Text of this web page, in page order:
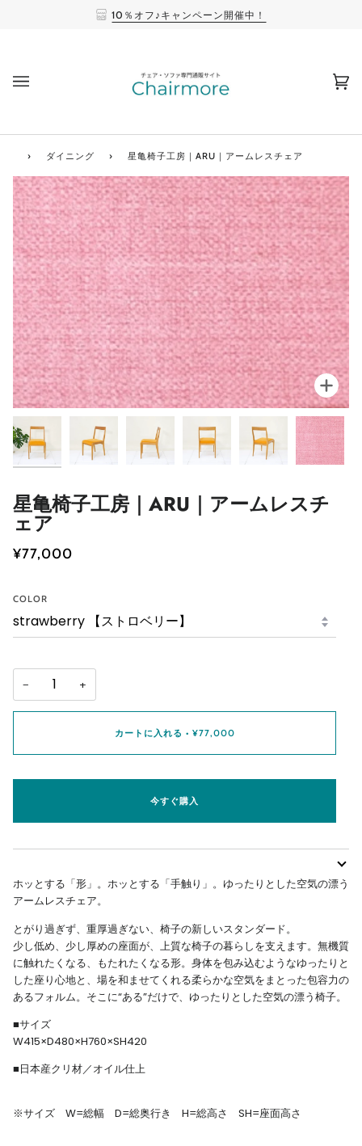
10％オフ♪キャンペーン開催中！
› ダイニング › 星亀椅子工房｜ARU｜アームレスチェア
星亀椅子工房｜ARU｜アームレスチ
ェア
¥77,000
COLOR
− +
カートに入れる • ¥77,000
今すぐ購入
ホッとする「形」。ホッとする「手触り」。ゆったりとした空気の漂う
アームレスチェア。
とがり過ぎず、重厚過ぎない、椅子の新しいスタンダード。
少し低め、少し厚めの座面が、上質な椅子の暮らしを支えます。無機質
に触れたくなる、もたれたくなる形。身体を包み込むようなゆったりと
した座り心地と、場を和ませてくれる柔らかな空気をまとった包容力の
あるフォルム。そこに“ある”だけで、ゆったりとした空気の漂う椅子。
■サイズ
W415×D480×H760×SH420
■日本産クリ材／オイル仕上
※サイズ W=総幅 D=総奥行き H=総高さ SH=座面高さ